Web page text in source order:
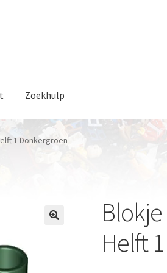
Zoekhulp
1 Donkergroen
Helft